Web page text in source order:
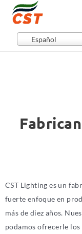
Español
CST Lighting es un
fuerte enfoque en
más de diez años.
podamos ofrecerle